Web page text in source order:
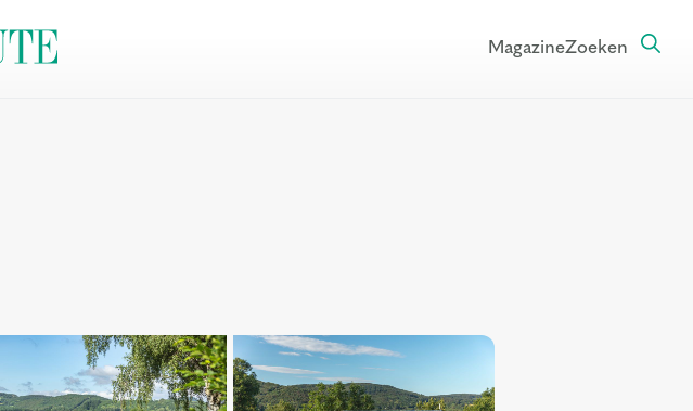
MagazineZoeken